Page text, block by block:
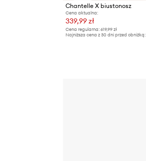
Chantelle X biustonosz
Cena aktualna:
339,99 zł
Cena regularna: 619,99 zł
Najniższa cena z 30 dni przed obniżką: